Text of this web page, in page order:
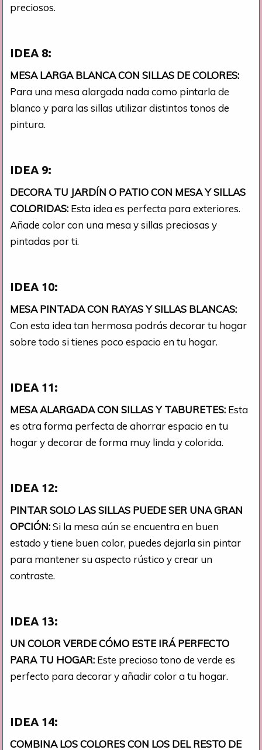
preciosos.
IDEA 8:
MESA LARGA BLANCA CON SILLAS DE COLORES:
Para una mesa alargada nada como pintarla de
blanco y para las sillas utilizar distintos tonos de
pintura.
IDEA 9:
DECORA TU JARDÍN O PATIO CON MESA Y SILLAS
COLORIDAS: Esta idea es perfecta para exteriores.
Añade color con una mesa y sillas preciosas y
pintadas por ti.
IDEA 10:
MESA PINTADA CON RAYAS Y SILLAS BLANCAS:
Con esta idea tan hermosa podrás decorar tu hogar
sobre todo si tienes poco espacio en tu hogar.
IDEA 11:
MESA ALARGADA CON SILLAS Y TABURETES: Esta
es otra forma perfecta de ahorrar espacio en tu
hogar y decorar de forma muy linda y colorida.
IDEA 12:
PINTAR SOLO LAS SILLAS PUEDE SER UNA GRAN
OPCIÓN:Si la mesa aún se encuentra en buen
estado y tiene buen color, puedes dejarla sin pintar
para mantener su aspecto rústico y crear un
contraste.
IDEA 13:
UN COLOR VERDE CÓMO ESTE IRÁ PERFECTO
PARA TU HOGAR: Este precioso tono de verde es
perfecto para decorar y añadir color a tu hogar.
IDEA 14:
COMBINA LOS COLORES CON LOS DEL RESTO DE